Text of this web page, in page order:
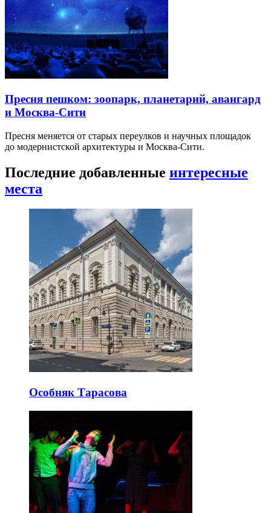
Пресня пешком: зоопарк, планетарий, авангард
и Москва-Сити
Пресня меняется от старых переулков и научных площадок
до модернистской архитектуры и Москва-Сити.
Последние добавленные интересные
места
Особняк Тарасова